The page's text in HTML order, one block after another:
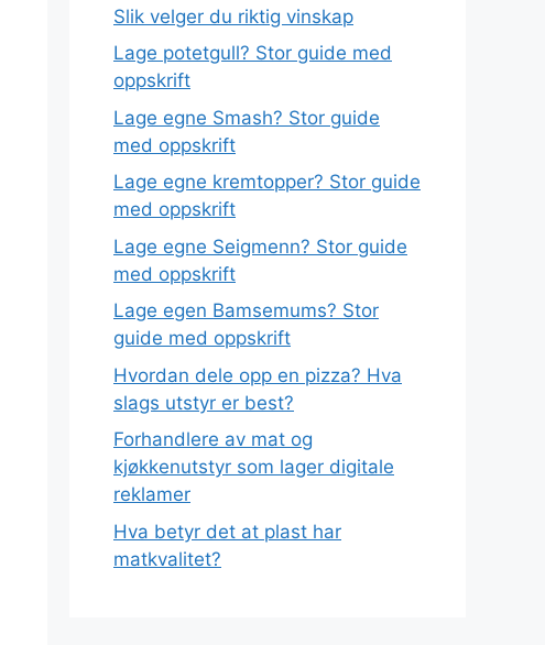
Slik velger du riktig vinskap
Lage potetgull? Stor guide med
oppskrift
Lage egne Smash? Stor guide
med oppskrift
Lage egne kremtopper? Stor guide
med oppskrift
Lage egne Seigmenn? Stor guide
med oppskrift
Lage egen Bamsemums? Stor
guide med oppskrift
Hvordan dele opp en pizza? Hva
slags utstyr er best?
Forhandlere av mat og
kjøkkenutstyr som lager digitale
reklamer
Hva betyr det at plast har
matkvalitet?